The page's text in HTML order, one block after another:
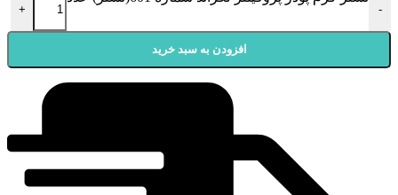
-
+
افزودن به سبد خرید